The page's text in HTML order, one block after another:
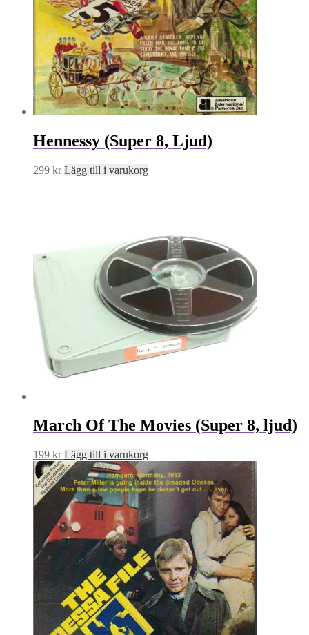
Hennessy (Super 8, Ljud)
299 kr Lägg till i varukorg
March Of The Movies (Super 8, ljud)
199 kr Lägg till i varukorg